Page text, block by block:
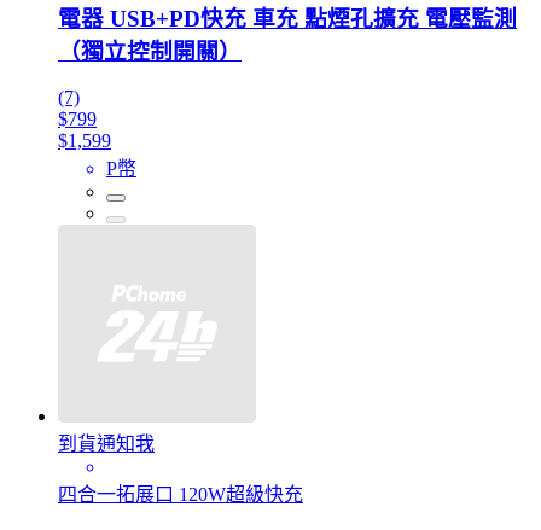
電器 USB+PD快充 車充 點煙孔擴充 電壓監測
（獨立控制開關）
(7)
$799
$1,599
P幣
到貨通知我
四合一拓展口 120W超級快充